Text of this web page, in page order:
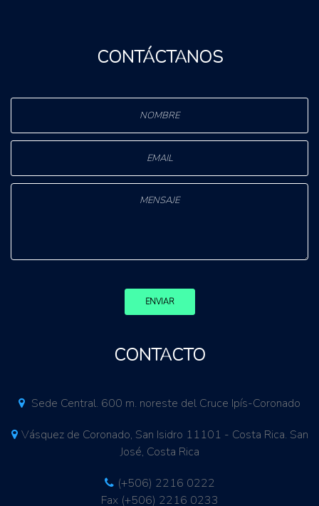
CONTÁCTANOS
ENVIAR
CONTACTO
Sede Central. 600 m. noreste del Cruce Ipís-Coronado
Vásquez de Coronado, San Isidro 11101 - Costa Rica. San
José, Costa Rica
(+506) 2216 0222
Fax (+506) 2216 0233